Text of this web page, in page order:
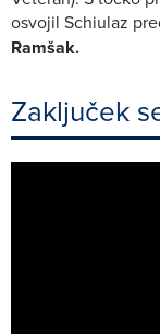
osvojil Schiulaz
Ramšak.
Zaključek